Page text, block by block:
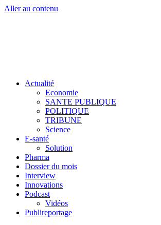
Aller au contenu
Actualité
Economie
SANTE PUBLIQUE
POLITIQUE
TRIBUNE
Science
E-santé
Solution
Pharma
Dossier du mois
Interview
Innovations
Podcast
Vidéos
Publireportage